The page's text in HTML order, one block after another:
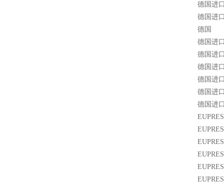
德国进
德国进
德国
德国进
德国进
德国进
德国进
德国进
德国进